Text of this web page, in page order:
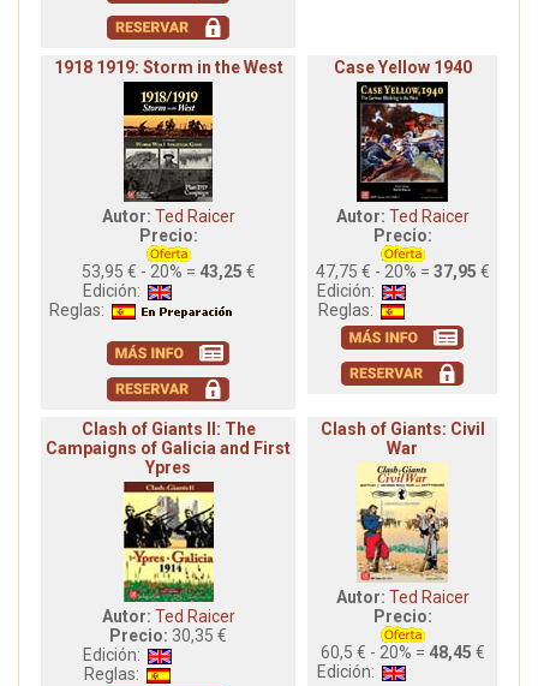
1918 1919: Storm in the West
Autor: Ted Raicer
Precio:
53,95 € - 20% = 43,25 €
Edición:
Reglas:
Case Yellow 1940
Autor: Ted Raicer
Precio:
47,75 € - 20% = 37,95 €
Edición:
Reglas:
Clash of Giants II: The
Campaigns of Galicia and First
Ypres
Autor: Ted Raicer
Precio: 30,35 €
Edición:
Reglas:
Clash of Giants: Civil
War
Autor: Ted Raicer
Precio:
60,5 € - 20% = 48,45 €
Edición: